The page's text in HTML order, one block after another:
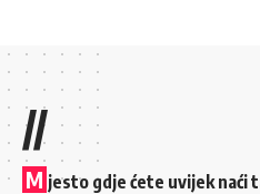
//
M jesto gdje ćete uvijek naći